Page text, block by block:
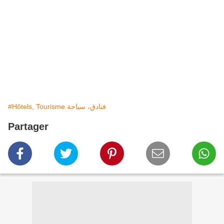
#Hôtels, Tourisme فنادق، سياحة
Partager